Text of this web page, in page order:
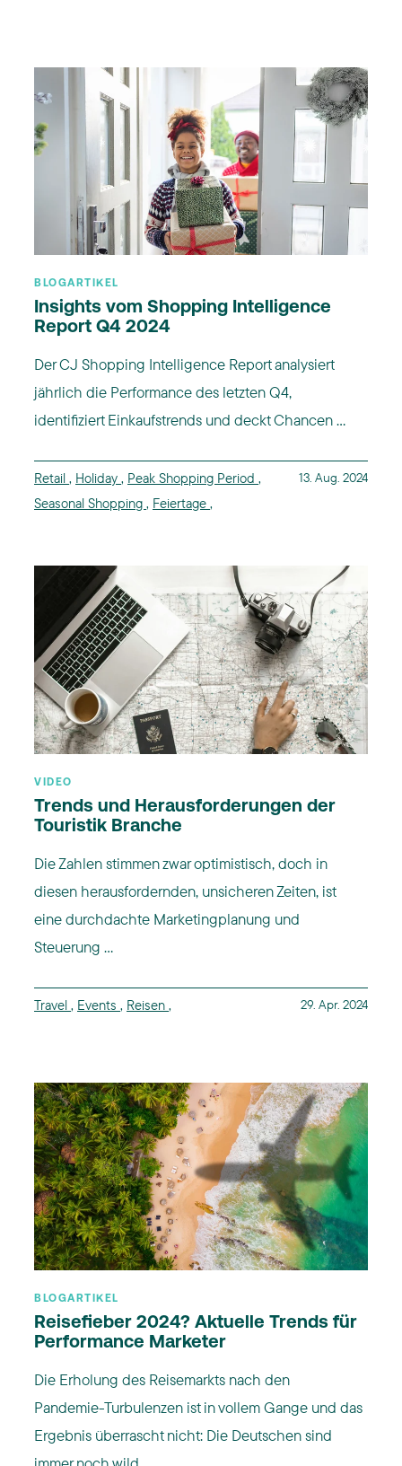
BLOGARTIKEL
Insights vom Shopping Intelligence
Report Q4 2024
Der CJ Shopping Intelligence Report analysiert
jährlich die Performance des letzten Q4,
identifiziert Einkaufstrends und deckt Chancen ...
Retail , Holiday , Peak Shopping Period ,
Seasonal Shopping , Feiertage ,
13. Aug. 2024
VIDEO
Trends und Herausforderungen der
Touristik Branche
Die Zahlen stimmen zwar optimistisch, doch in
diesen herausfordernden, unsicheren Zeiten, ist
eine durchdachte Marketingplanung und
Steuerung ...
Travel , Events , Reisen , 29. Apr. 2024
BLOGARTIKEL
Reisefieber 2024? Aktuelle Trends für
Performance Marketer
Die Erholung des Reisemarkts nach den
Pandemie-Turbulenzen ist in vollem Gange und das
Ergebnis überrascht nicht: Die Deutschen sind